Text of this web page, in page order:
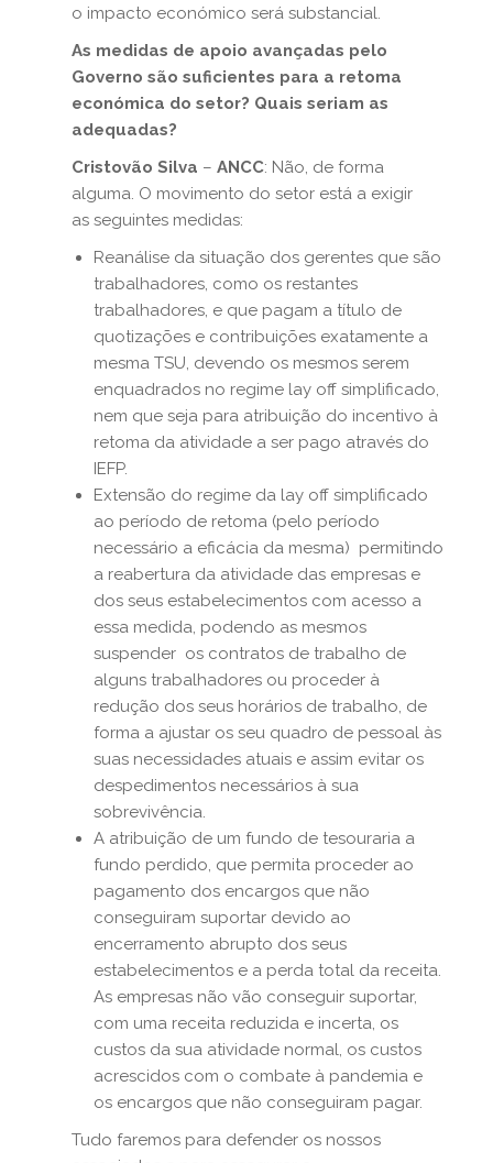
o impacto económico será substancial.
As medidas de apoio avançadas pelo
Governo são suficientes para a retoma
económica do setor? Quais seriam as
adequadas?
Cristovão Silva – ANCC: Não, de forma
alguma. O movimento do setor está a exigir
as seguintes medidas:
Reanálise da situação dos gerentes que são
trabalhadores, como os restantes
trabalhadores, e que pagam a título de
quotizações e contribuições exatamente a
mesma TSU, devendo os mesmos serem
enquadrados no regime lay off simplificado,
nem que seja para atribuição do incentivo à
retoma da atividade a ser pago através do
IEFP.
Extensão do regime da lay off simplificado
ao período de retoma (pelo período
necessário a eficácia da mesma) permitindo
a reabertura da atividade das empresas e
dos seus estabelecimentos com acesso a
essa medida, podendo as mesmos
suspender os contratos de trabalho de
alguns trabalhadores ou proceder à
redução dos seus horários de trabalho, de
forma a ajustar os seu quadro de pessoal às
suas necessidades atuais e assim evitar os
despedimentos necessários à sua
sobrevivência.
A atribuição de um fundo de tesouraria a
fundo perdido, que permita proceder ao
pagamento dos encargos que não
conseguiram suportar devido ao
encerramento abrupto dos seus
estabelecimentos e a perda total da receita.
As empresas não vão conseguir suportar,
com uma receita reduzida e incerta, os
custos da sua atividade normal, os custos
acrescidos com o combate à pandemia e
os encargos que não conseguiram pagar.
Tudo faremos para defender os nossos